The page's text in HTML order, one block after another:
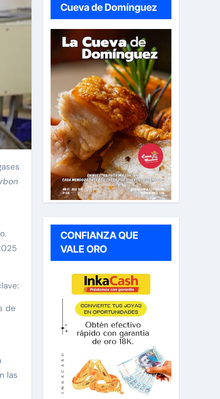
de
las
Cueva de Domínguez
CONFIANZA QUE
VALE ORO